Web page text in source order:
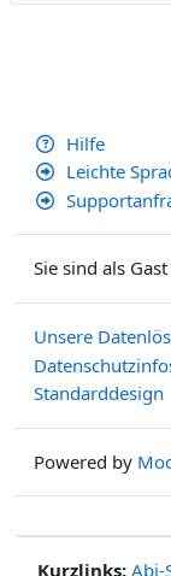
Hilfe
Leichte
Sie sind als
Unsere
Standarddesign
Powered by
Kurzlinks: Abi-